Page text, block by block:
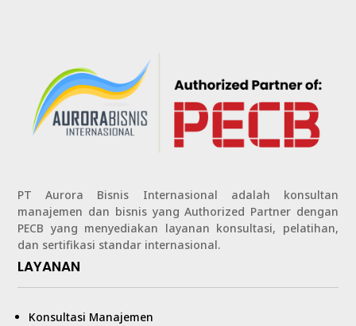
PT Aurora Bisnis Internasional adalah konsultan
manajemen dan bisnis yang Authorized Partner dengan
PECB yang menyediakan layanan konsultasi, pelatihan,
dan sertifikasi standar internasional.
LAYANAN
Konsultasi Manajemen